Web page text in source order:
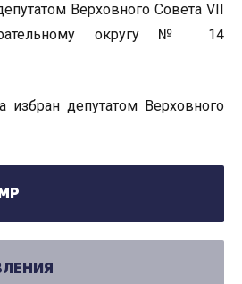
Верховного Совета VII
округу № 14
избран депутатом Верховного